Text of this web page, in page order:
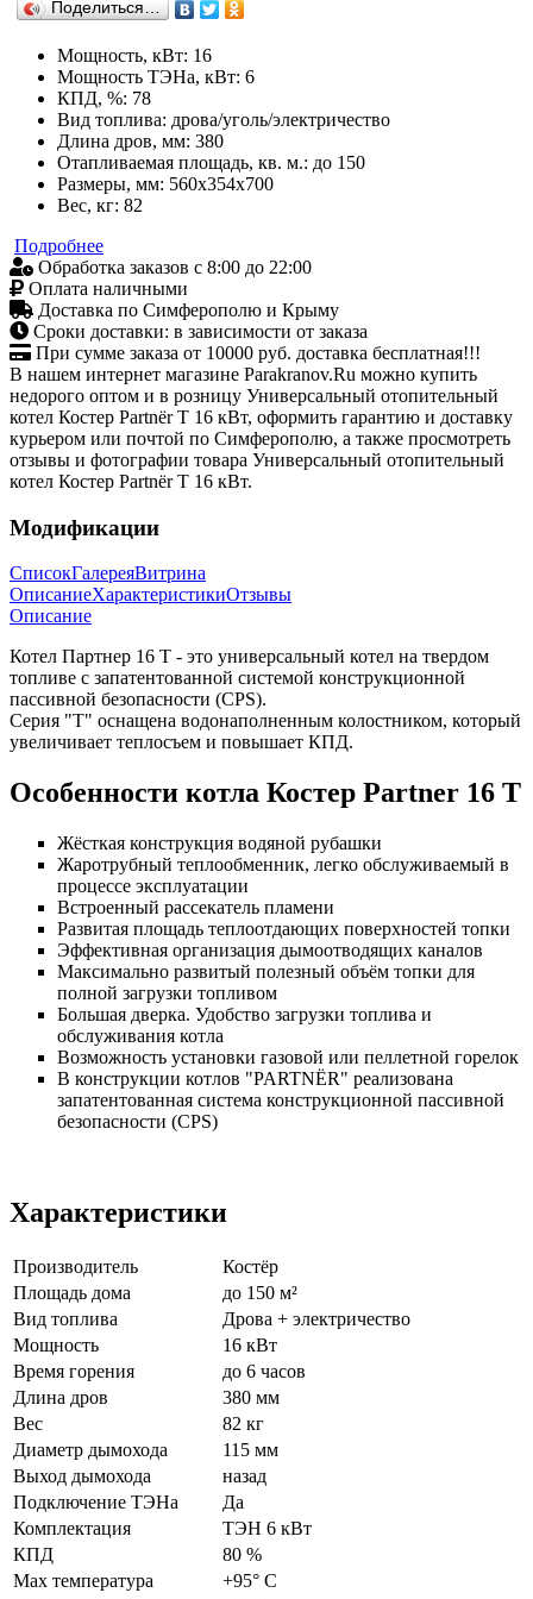
Поделиться…
Мощность, кВт: 16
Мощность ТЭНа, кВт: 6
КПД, %: 78
Вид топлива: дрова/уголь/электричество
Длина дров, мм: 380
Отапливаемая площадь, кв. м.: до 150
Размеры, мм: 560х354х700
Вес, кг: 82
Подробнее
Обработка заказов с 8:00 до 22:00
Оплата наличными
Доставка по Симферополю и Крыму
Сроки доставки: в зависимости от заказа
При сумме заказа от 10000 руб. доставка бесплатная!!!
В нашем интернет магазине Parakranov.Ru можно купить
недорого оптом и в розницу Универсальный отопительный
котел Костер Partnёr Т 16 кВт, оформить гарантию и доставку
курьером или почтой по Симферополю, а также просмотреть
отзывы и фотографии товара Универсальный отопительный
котел Костер Partnёr Т 16 кВт.
Модификации
СписокГалереяВитрина
ОписаниеХарактеристикиОтзывы
Описание
Котел Партнер 16 Т - это универсальный котел на твердом
топливе с запатентованной системой конструкционной
пассивной безопасности (CPS).
Серия "Т" оснащена водонаполненным колостником, который
увеличивает теплосъем и повышает КПД.
Особенности котла Костер Partner 16 Т
Жёсткая конструкция водяной рубашки
Жаротрубный теплообменник, легко обслуживаемый в
процессе эксплуатации
Встроенный рассекатель пламени
Развитая площадь теплоотдающих поверхностей топки
Эффективная организация дымоотводящих каналов
Максимально развитый полезный объём топки для
полной загрузки топливом
Большая дверка. Удобство загрузки топлива и
обслуживания котла
Возможность установки газовой или пеллетной горелок
В конструкции котлов "PARTNЁR" реализована
запатентованная система конструкционной пассивной
безопасности (CPS)
Характеристики
Производитель
Костёр
Площадь дома
до 150 м²
Вид топлива
Дрова + электричество
Мощность
16 кВт
Время горения
до 6 часов
Длина дров
380 мм
Вес
82 кг
Диаметр дымохода
115 мм
Выход дымохода
назад
Подключение ТЭНа
Да
Комплектация
ТЭН 6 кВт
КПД
80 %
Max температура
+95° C